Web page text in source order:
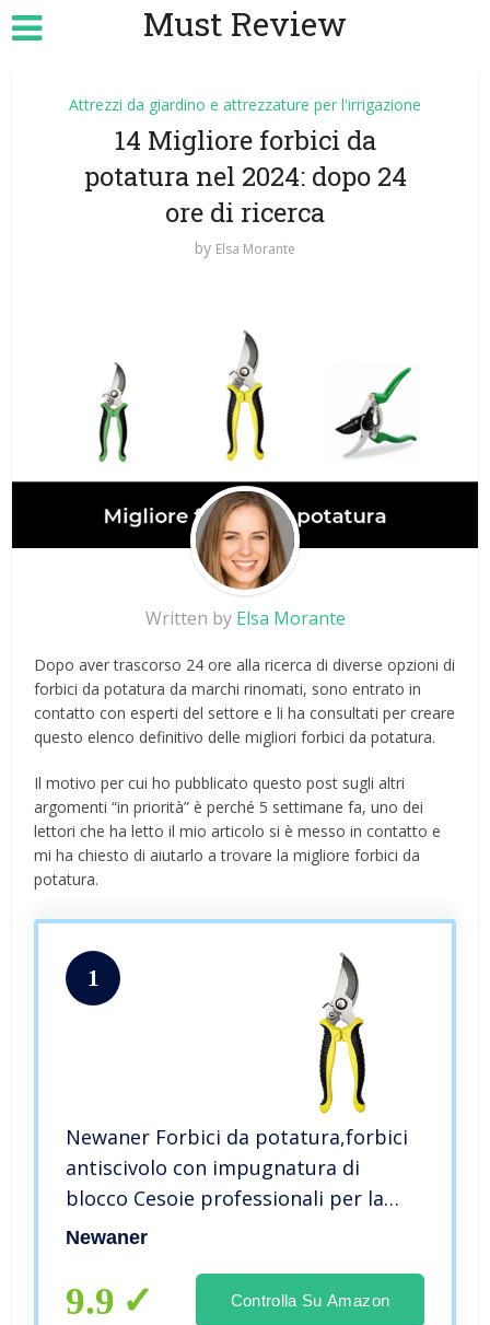
Must Review
Attrezzi da giardino e attrezzature per l'irrigazione
14 Migliore forbici da
potatura nel 2024: dopo 24
ore di ricerca
by Elsa Morante
Written by Elsa Morante
Dopo aver trascorso 24 ore alla ricerca di diverse opzioni di
forbici da potatura da marchi rinomati, sono entrato in
contatto con esperti del settore e li ha consultati per creare
questo elenco definitivo delle migliori forbici da potatura.
Il motivo per cui ho pubblicato questo post sugli altri
argomenti “in priorità” è perché 5 settimane fa, uno dei
lettori che ha letto il mio articolo si è messo in contatto e
mi ha chiesto di aiutarlo a trovare la migliore forbici da
potatura.
1
Newaner Forbici da potatura,forbici
antiscivolo con impugnatura di
blocco Cesoie professionali per la
riparazione di fiori giardino,forbici
rami e rattan（giallo）
Newaner
9.9 Controlla Su Amazon